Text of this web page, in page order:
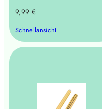
Regulärer
9,99 €
Schnellansicht